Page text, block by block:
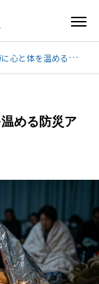
る防災アイデアと非常食
める防災ア